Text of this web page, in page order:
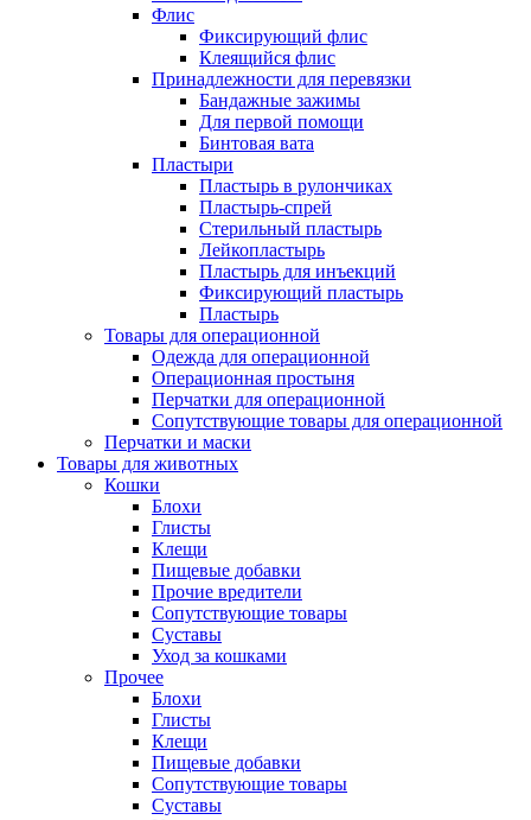
Флис
Фиксирующий флис
Клеящийся флис
Принадлежности для перевязки
Бандажные зажимы
Для первой помощи
Бинтовая вата
Пластыри
Пластырь в рулончиках
Пластырь-спрей
Стерильный пластырь
Лейкопластырь
Пластырь для инъекций
Фиксирующий пластырь
Пластырь
Товары для операционной
Одежда для операционной
Операционная простыня
Перчатки для операционной
Сопутствующие товары для операционной
Перчатки и маски
Товары для животных
Кошки
Блохи
Глисты
Клещи
Пищевые добавки
Прочие вредители
Сопутствующие товары
Суставы
Уход за кошками
Прочее
Блохи
Глисты
Клещи
Пищевые добавки
Сопутствующие товары
Суставы